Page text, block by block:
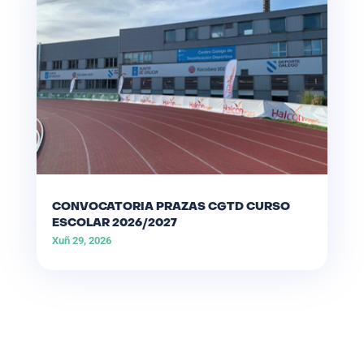
CONVOCATORIA PRAZAS CGTD CURSO
ESCOLAR 2026/2027
Xuñ 29, 2026